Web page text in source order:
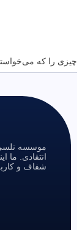
چیزی را که
موسسه
انتقادی. ما
شفاف و